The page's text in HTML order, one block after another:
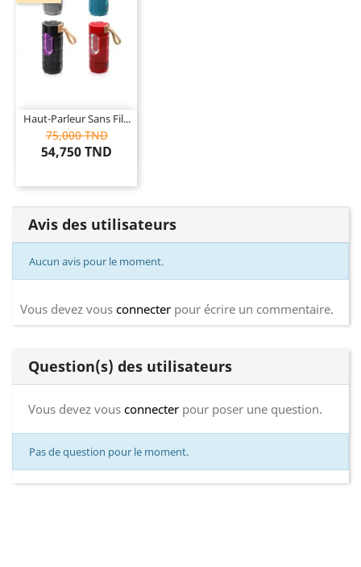
Haut-Parleur Sans Fil...
75,000 TND
54,750 TND
Avis des utilisateurs
Aucun avis pour le moment.
Vous devez vous connecter pour écrire un commentaire.
Question(s) des utilisateurs
Vous devez vous connecter pour poser une question.
Pas de question pour le moment.